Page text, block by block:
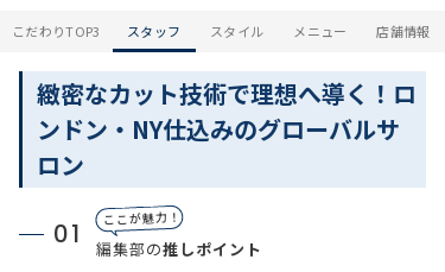
掲載・取材依頼
こだわりTOP3 スタッフ スタイル メニュー 店舗情報
緻密なカット技術で理想へ導く！ロ
ンドン・NY仕込みのグローバルサ
ロン
01
ここが魅力！
編集部の推しポイント